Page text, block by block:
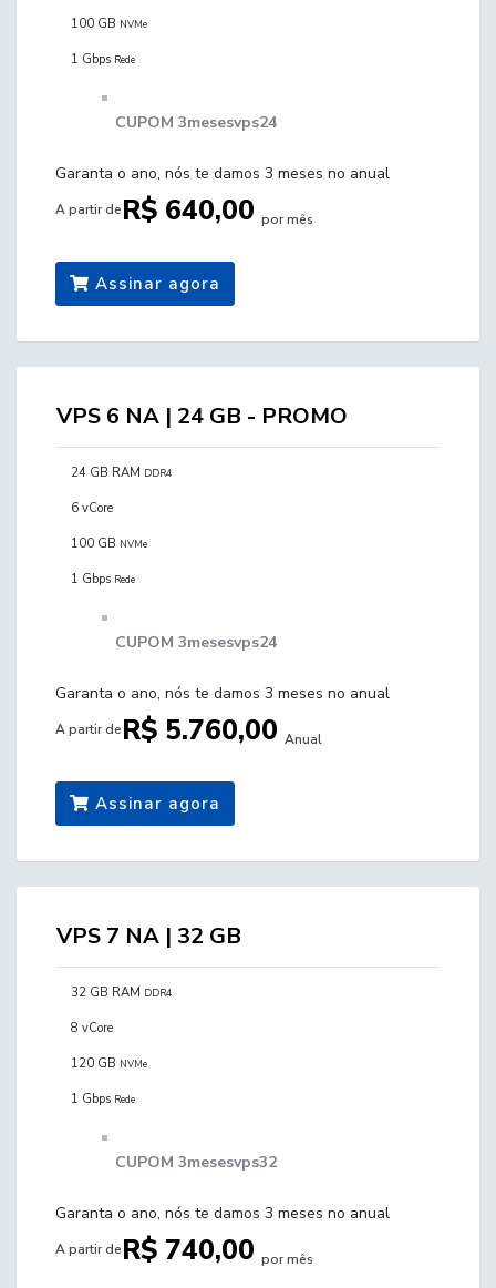
100 GB NVMe
1 Gbps Rede
CUPOM 3mesesvps24
Garanta o ano, nós te damos 3 meses no anual
A partir deR$ 640,00 por mês
Assinar agora
VPS 6 NA | 24 GB - PROMO
24 GB RAM DDR4
6 vCore
100 GB NVMe
1 Gbps Rede
CUPOM 3mesesvps24
Garanta o ano, nós te damos 3 meses no anual
A partir deR$ 5.760,00 Anual
Assinar agora
VPS 7 NA | 32 GB
32 GB RAM DDR4
8 vCore
120 GB NVMe
1 Gbps Rede
CUPOM 3mesesvps32
Garanta o ano, nós te damos 3 meses no anual
A partir deR$ 740,00 por mês